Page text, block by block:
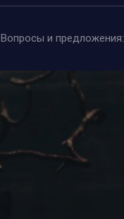
Вопросы и предложения: